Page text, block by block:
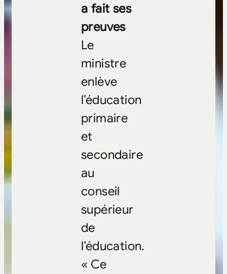
a fait ses
preuves
Le
ministre
enlève
l’éducation
primaire
et
secondaire
au
conseil
supérieur
de
l’éducation.
« Ce